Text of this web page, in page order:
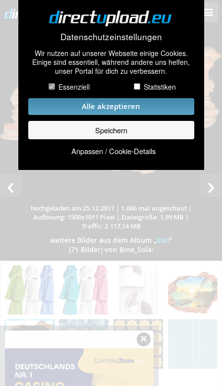
Datenschutzeinstellungen
Wir nutzen auf unserer Webseite einige Cookies.
Einige sind essentiell, während andere uns helfen,
unser Portal für dich zu verbessern.
Essenziell
Statistiken
Alle akzeptieren
Speichern
Anpassen / Cookie-Details
hochgeladen am 25.12.2017| 1.066 mal angeschaut|
Auflösung: 1500x1011 Pixel | Dateigröße: 1,99 MB |
Traffic: 2.117,14 MB
weitere Bilder aus dem Album „Bad”
(71 Bilder) von Bine_Sola:
×